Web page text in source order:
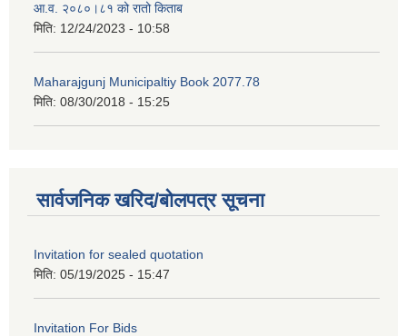
आ.व. २०८०।८१ को रातो किताब
मिति: 12/24/2023 - 10:58
Maharajgunj Municipaltiy Book 2077.78
मिति: 08/30/2018 - 15:25
सार्वजनिक खरिद/बोलपत्र सूचना
Invitation for sealed quotation
मिति: 05/19/2025 - 15:47
Invitation For Bids